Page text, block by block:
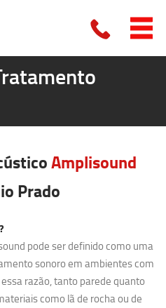
Amplisound
Prado
pode ser definido como uma
sonoro em ambientes com
razão, tanto parede quanto
como lã de rocha ou de